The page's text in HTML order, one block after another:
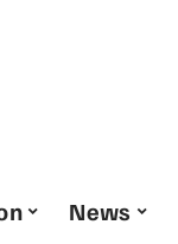
News